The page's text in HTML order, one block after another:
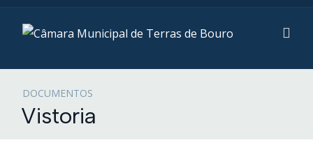
DOCUMENTOS
Vistoria